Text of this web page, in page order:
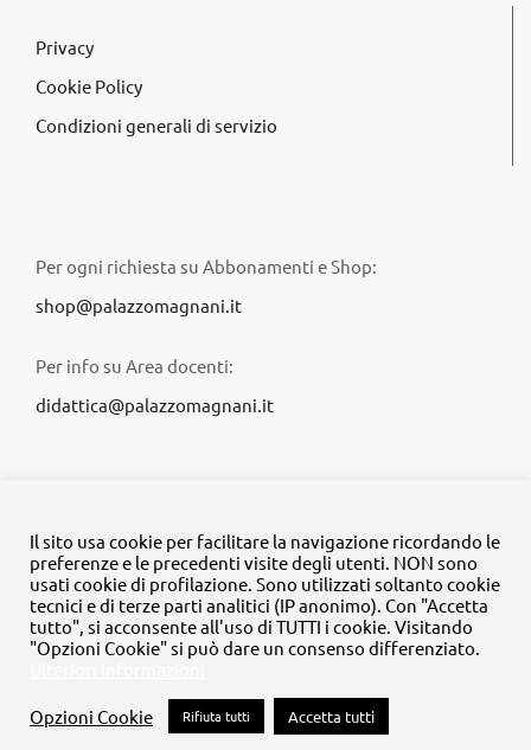
Privacy
Cookie Policy
Condizioni generali di servizio
Per ogni richiesta su Abbonamenti e Shop:
shop@palazzomagnani.it
Per info su Area docenti:
didattica@palazzomagnani.it
© Copyright 2020 -2026 | Tutti i diritti riservati | MyFpm è un
progetto dellaFondazione Palazzo Magnani
FacebookInstagram
TwitterLinkedInYouTube
Il sito usa cookie per facilitare la navigazione ricordando le
preferenze e le precedenti visite degli utenti. NON sono
usati cookie di profilazione. Sono utilizzati soltanto cookie
tecnici e di terze parti analitici (IP anonimo). Con "Accetta
tutto", si acconsente all'uso di TUTTI i cookie. Visitando
"Opzioni Cookie" si può dare un consenso differenziato.
Opzioni Cookie Rifiuta tutti Accetta tutti